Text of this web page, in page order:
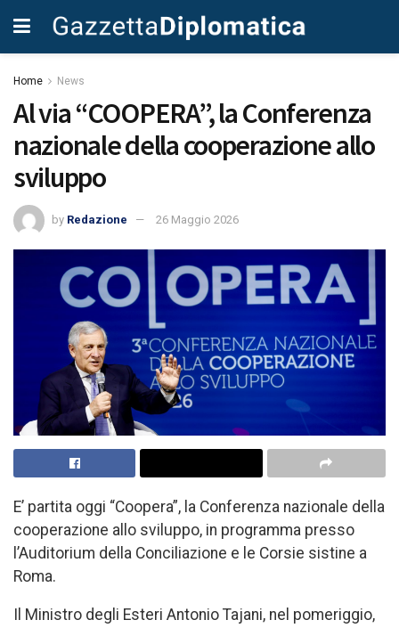
Home News
Al via “COOPERA”, la Conferenza
nazionale della cooperazione allo
sviluppo
by Redazione 26 Maggio 2026
E’ partita oggi “Coopera”, la Conferenza nazionale della
cooperazione allo sviluppo, in programma presso
l’Auditorium della Conciliazione e le Corsie sistine a
Roma.
Il Ministro degli Esteri Antonio Tajani, nel pomeriggio,